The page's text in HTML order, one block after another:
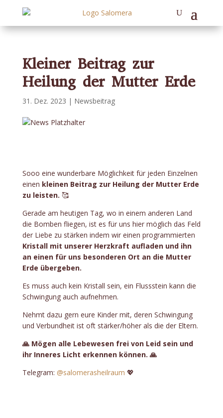
Kleiner Beitrag zur
Heilung der Mutter Erde
31. Dez. 2023 | Newsbeitrag
Sooo eine wunderbare Möglichkeit für jeden Einzelnen
einen kleinen Beitrag zur Heilung der Mutter Erde
zu leisten. 🥰
Gerade am heutigen Tag, wo in einem anderen Land
die Bomben fliegen, ist es für uns hier möglich das Feld
der Liebe zu stärken indem wir einen programmierten
Kristall mit unserer Herzkraft aufladen und ihn
an einen für uns besonderen Ort an die Mutter
Erde übergeben.
Es muss auch kein Kristall sein, ein Flussstein kann die
Schwingung auch aufnehmen.
Nehmt dazu gern eure Kinder mit, deren Schwingung
und Verbundheit ist oft stärker/höher als die der Eltern.
🙏 Mögen alle Lebewesen frei von Leid sein und
ihr Inneres Licht erkennen können. 🙏
Telegram: @salomerasheilraum 💖